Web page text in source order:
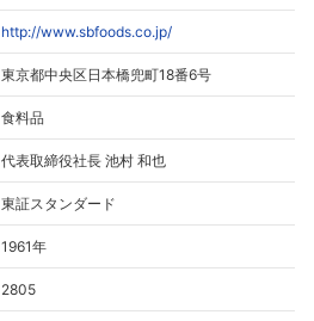
http://www.sbfoods.co.jp/
東京都中央区日本橋兜町18番6号
食料品
代表取締役社長 池村 和也
東証スタンダード
1961年
2805